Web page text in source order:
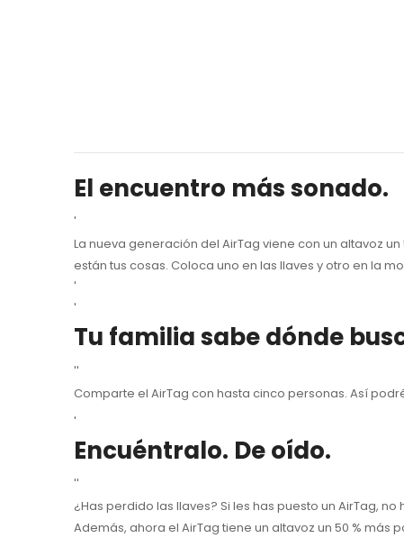
El encuentro más sonado.
'
La nueva generación del AirTag viene con un altavoz
están tus cosas. Coloca uno en las llaves y otro en la
'
'
Tu familia sabe dónde
''
Comparte el AirTag con hasta cinco personas. Así
'
Encuéntralo. De oído.
''
¿Has perdido las llaves? Si les has puesto un AirTag,
Además, ahora el AirTag tiene un altavoz un 50 %